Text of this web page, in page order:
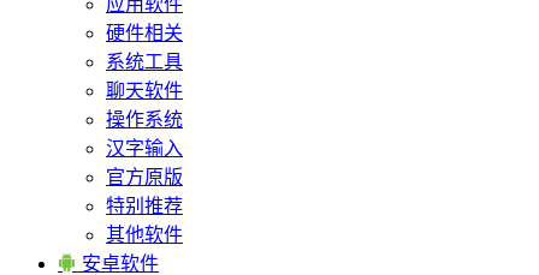
硬件相关
系统工具
聊天软件
操作系统
汉字输入
官方原版
特别推荐
其他软件
 安卓软件